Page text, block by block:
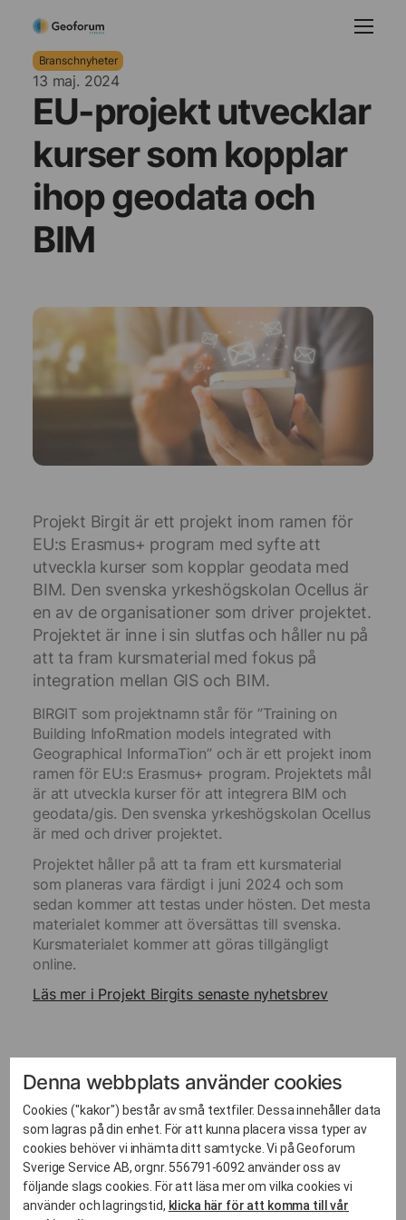
Branschnyheter
13 maj. 2024
EU-projekt utvecklar
kurser som kopplar
ihop geodata och
BIM
Projekt Birgit är ett projekt inom ramen för
EU:s Erasmus+ program med syfte att
utveckla kurser som kopplar geodata med
BIM. Den svenska yrkeshögskolan Ocellus är
en av de organisationer som driver projektet.
Projektet är inne i sin slutfas och håller nu på
att ta fram kursmaterial med fokus på
integration mellan GIS och BIM.
BIRGIT som projektnamn står för ”Training on
Building InfoRmation models integrated with
Geographical InformaTion” och är ett projekt inom
ramen för EU:s Erasmus+ program. Projektets mål
är att utveckla kurser för att integrera BIM och
geodata/gis. Den svenska yrkeshögskolan Ocellus
är med och driver projektet.
Projektet håller på att ta fram ett kursmaterial
som planeras vara färdigt i juni 2024 och som
sedan kommer att testas under hösten. Det mesta
materialet kommer att översättas till svenska.
Kursmaterialet kommer att göras tillgängligt
online.
Läs mer i Projekt Birgits senaste nyhetsbrev
Relaterade inlägg
Denna webbplats använder cookies
Cookies ("kakor") består av små textfiler. Dessa innehåller data
som lagras på din enhet. För att kunna placera vissa typer av
cookies behöver vi inhämta ditt samtycke. Vi på Geoforum
Sverige Service AB, orgnr. 556791-6092 använder oss av
följande slags cookies. För att läsa mer om vilka cookies vi
använder och lagringstid, klicka här för att komma till vår